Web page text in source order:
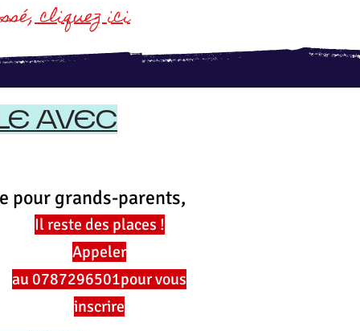
cliquez ici
AVEC
pour grands-parents,
Il reste des places !
Appeler
au 0787296501pour vous
inscrire